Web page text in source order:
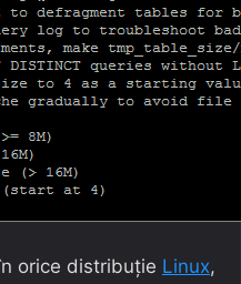
orice distribuție Linux,